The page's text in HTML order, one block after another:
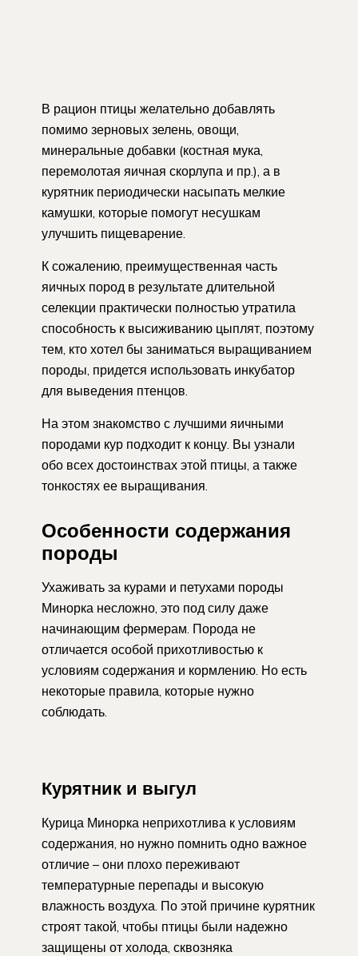
В рацион птицы желательно добавлять
помимо зерновых зелень, овощи,
минеральные добавки (костная мука,
перемолотая яичная скорлупа и пр.), а в
курятник периодически насыпать мелкие
камушки, которые помогут несушкам
улучшить пищеварение.
К сожалению, преимущественная часть
яичных пород в результате длительной
селекции практически полностью утратила
способность к высиживанию цыплят, поэтому
тем, кто хотел бы заниматься выращиванием
породы, придется использовать инкубатор
для выведения птенцов.
На этом знакомство с лучшими яичными
породами кур подходит к концу. Вы узнали
обо всех достоинствах этой птицы, а также
тонкостях ее выращивания.
Особенности содержания
породы
Ухаживать за курами и петухами породы
Минорка несложно, это под силу даже
начинающим фермерам. Порода не
отличается особой прихотливостью к
условиям содержания и кормлению. Но есть
некоторые правила, которые нужно
соблюдать.
Курятник и выгул
Курица Минорка неприхотлива к условиям
содержания, но нужно помнить одно важное
отличие – они плохо переживают
температурные перепады и высокую
влажность воздуха. По этой причине курятник
строят такой, чтобы птицы были надежно
защищены от холода, сквозняка